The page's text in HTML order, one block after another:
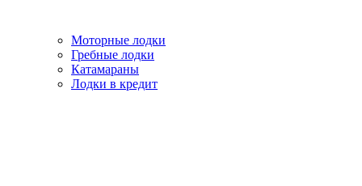
Моторные лодки
Гребные лодки
Катамараны
Лодки в кредит